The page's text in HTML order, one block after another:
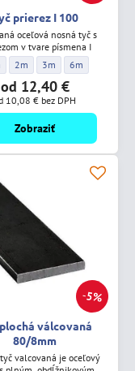
prierez I 100
oceľová nosná tyč s
v tvare písmena I
prierez I 100 - Dĺžka:
Tyč prierez I 100 - Dĺžka:
2m Tyč prierez I 100 -
3m Tyč prierez I
6m
od 12,40 €
10,08 € bez DPH
Zobraziť
5%
válcovaná
80/8mm
valcovaná je oceľový